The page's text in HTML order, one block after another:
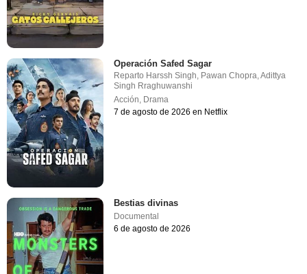
Operación Safed Sagar
Reparto Harssh Singh Pawan Chopra ,Adittya
Singh Rraghuwanshi
Acción Drama
7 de agosto de 2026 en Netflix
Bestias divinas
Documental
6 de agosto de 2026